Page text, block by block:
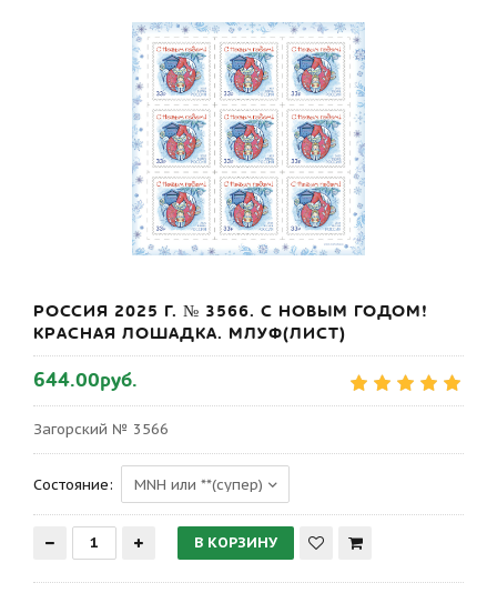
РОССИЯ 2025 Г. № 3566. С НОВЫМ ГОДОМ!
КРАСНАЯ ЛОШАДКА. МЛУФ(ЛИСТ)
644.00руб.
Загорский № 3566
Состояние: